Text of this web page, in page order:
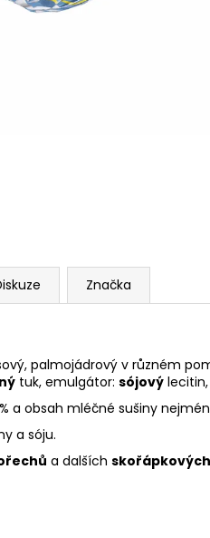
Značka
palmojádrový v různém
tuk, emulgátor: sójový
a obsah mléčné sušiny
a sóju.
a dalších
ČOKOLÁDA
KS 50G 52,-)